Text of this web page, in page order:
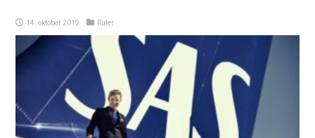
14. oktober 2019 Ruter